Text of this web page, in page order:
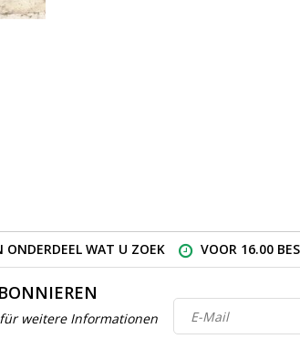
ONDERDEEL WAT U ZOEK
VOOR 16.00
weitere Informationen